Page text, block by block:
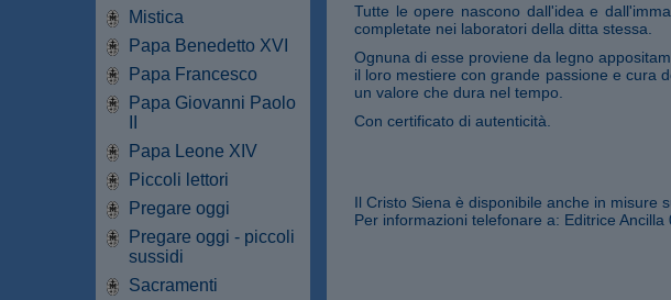
Mistica
Papa Benedetto XVI
Papa Francesco
Papa Giovanni Paolo
Papa Leone XIV
Piccoli lettori
Pregare oggi
Pregare oggi - piccoli
sussidi
Sacramenti
Tutte le opere nascono dall'idea e
completate nei laboratori della ditta stessa.
Ognuna di esse proviene da legno
il loro mestiere con grande passione e cura
un valore che dura nel tempo.
Con certificato di autenticità.
Il Cristo Siena è disponibile anche in misure
Per informazioni telefonare a: Editrice Ancilla